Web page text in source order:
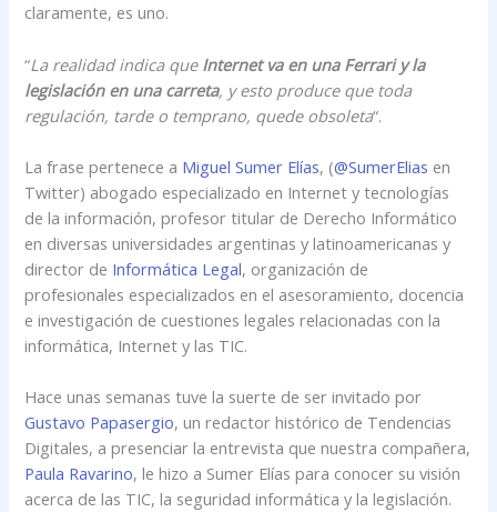
claramente, es uno.
“La realidad indica que Internet va en una Ferrari y la
legislación en una carreta, y esto produce que toda
regulación, tarde o temprano, quede obsoleta“.
La frase pertenece a Miguel Sumer Elías, (@SumerElias en
Twitter) abogado especializado en Internet y tecnologías
de la información, profesor titular de Derecho Informático
en diversas universidades argentinas y latinoamericanas y
director de Informática Legal, organización de
profesionales especializados en el asesoramiento, docencia
e investigación de cuestiones legales relacionadas con la
informática, Internet y las TIC.
Hace unas semanas tuve la suerte de ser invitado por
Gustavo Papasergio, un redactor histórico de Tendencias
Digitales, a presenciar la entrevista que nuestra compañera,
Paula Ravarino, le hizo a Sumer Elías para conocer su visión
acerca de las TIC, la seguridad informática y la legislación.